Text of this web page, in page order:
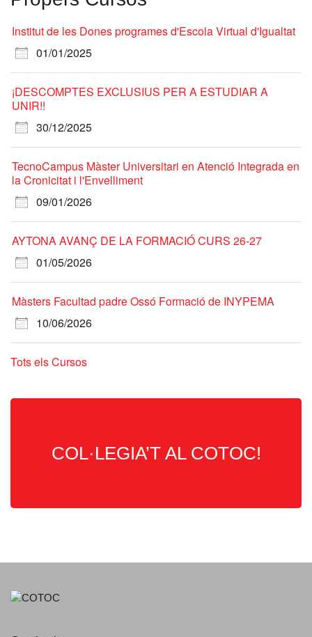
Institut de les Dones programes d'Escola Virtual d'Igualtat
01/01/2025
¡DESCOMPTES EXCLUSIUS PER A ESTUDIAR A
UNIR!!
30/12/2025
TecnoCampus Màster Universitari en Atenció Integrada en
la Cronicitat i l'Envelliment
09/01/2026
AYTONA AVANÇ DE LA FORMACIÓ CURS 26-27
01/05/2026
Màsters Facultad padre Ossó Formació de INYPEMA
10/06/2026
Tots els Cursos
COL·LEGIA’T AL COTOC!